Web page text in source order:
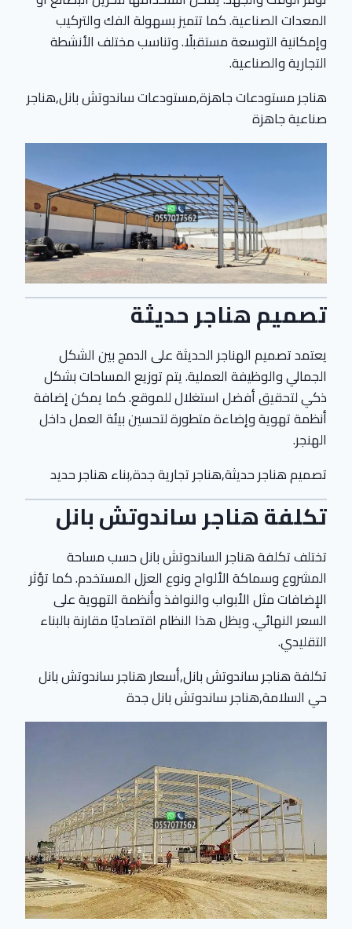
المعدات الصناعية. كما تتميز بسهولة الفك والتركيب
وإمكانية التوسعة مستقبلًا. وتناسب مختلف الأنشطة
التجارية والصناعية.
هناجر مستودعات جاهزة,مستودعات ساندوتش بانل,هناجر
صناعية جاهزة
تصميم هناجر حديثة
يعتمد تصميم الهناجر الحديثة على الدمج بين الشكل
الجمالي والوظيفة العملية. يتم توزيع المساحات بشكل
ذكي لتحقيق أفضل استغلال للموقع. كما يمكن إضافة
أنظمة تهوية وإضاءة متطورة لتحسين بيئة العمل داخل
الهنجر.
تصميم هناجر حديثة,هناجر تجارية جدة,بناء هناجر حديد
تكلفة هناجر ساندوتش بانل
تختلف تكلفة هناجر الساندوتش بانل حسب مساحة
المشروع وسماكة الألواح ونوع العزل المستخدم. كما تؤثر
الإضافات مثل الأبواب والنوافذ وأنظمة التهوية على
السعر النهائي. ويظل هذا النظام اقتصاديًا مقارنة بالبناء
التقليدي.
تكلفة هناجر ساندوتش بانل,أسعار هناجر ساندوتش بانل
حي السلامة,هناجر ساندوتش بانل جدة